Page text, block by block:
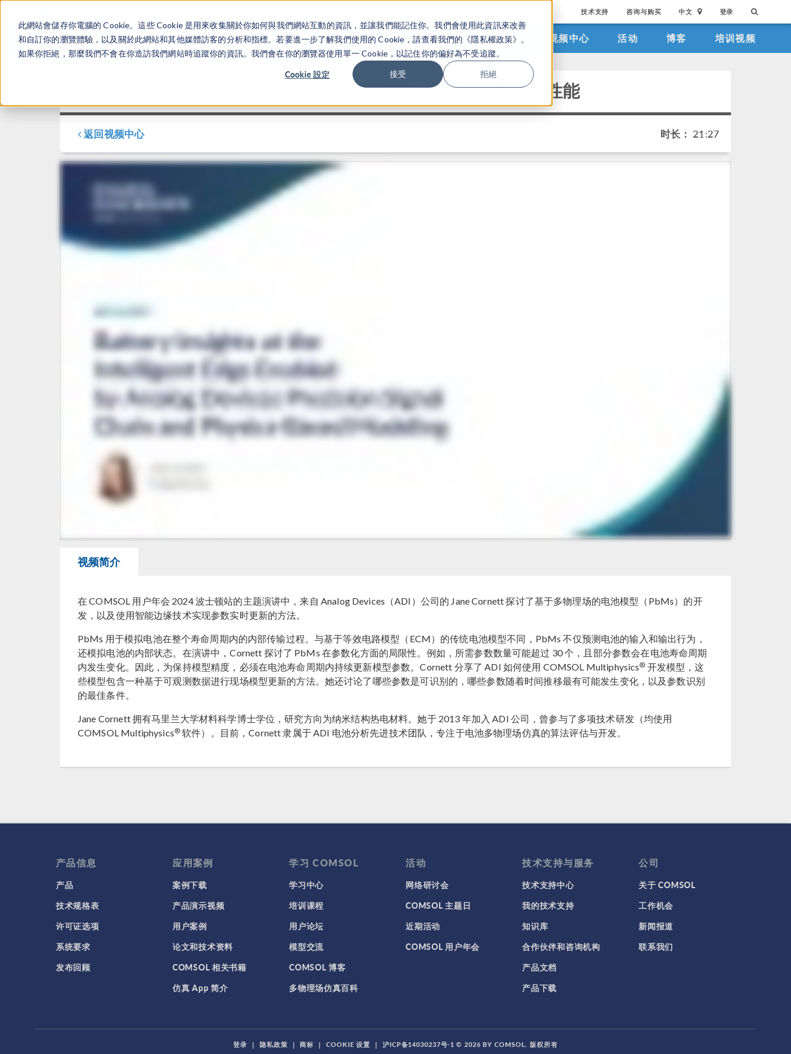
此網站會儲存你電腦的 Cookie。這些 Cookie 是用來收集關於你如何與我們網站互動的資訊，並讓我們能記住你。我們會使用此資訊來改善
和自訂你的瀏覽體驗，以及關於此網站和其他媒體訪客的分析和指標。若要進一步了解我們使用的 Cookie，請查看我們的《隱私權政策》。
如果你拒絕，那麼我們不會在你造訪我們網站時追蹤你的資訊。我們會在你的瀏覽器使用單一 Cookie，以記住你的偏好為不受追蹤。
Cookie 設定 接受 拒絕
技术支持 咨询与购买 中文 登录
产品 行业应用 视频中心 活动 博客 培训视频
主题演讲：多物理场仿真助力 ADI 使用智能边缘技术洞察电池性能
返回视频中心 时长： 21:27
视频简介
在 COMSOL 用户年会 2024 波士顿站的主题演讲中，来自 Analog Devices（ADI）公司的 Jane Cornett 探讨了基于多物理场的电池模型（PbMs）的开
发，以及使用智能边缘技术实现参数实时更新的方法。
PbMs 用于模拟电池在整个寿命周期内的内部传输过程。与基于等效电路模型（ECM）的传统电池模型不同，PbMs 不仅预测电池的输入和输出行为，
还模拟电池的内部状态。在演讲中，Cornett 探讨了 PbMs 在参数化方面的局限性。例如，所需参数数量可能超过 30 个，且部分参数会在电池寿命周期
内发生变化。因此，为保持模型精度，必须在电池寿命周期内持续更新模型参数。Cornett 分享了 ADI 如何使用 COMSOL Multiphysics® 开发模型，这
些模型包含一种基于可观测数据进行现场模型更新的方法。她还讨论了哪些参数是可识别的，哪些参数随着时间推移最有可能发生变化，以及参数识别
的最佳条件。
Jane Cornett 拥有马里兰大学材料科学博士学位，研究方向为纳米结构热电材料。她于 2013 年加入 ADI 公司，曾参与了多项技术研发（均使用
COMSOL Multiphysics® 软件）。目前，Cornett 隶属于 ADI 电池分析先进技术团队，专注于电池多物理场仿真的算法评估与开发。
产品信息
产品
技术规格表
许可证选项
系统要求
发布回顾
应用案例
案例下载
产品演示视频
用户案例
论文和技术资料
COMSOL 相关书籍
仿真 App 简介
学习 COMSOL
学习中心
培训课程
用户论坛
模型交流
COMSOL 博客
多物理场仿真百科
活动
网络研讨会
COMSOL 主题日
近期活动
COMSOL 用户年会
技术支持与服务
技术支持中心
我的技术支持
知识库
合作伙伴和咨询机构
产品文档
产品下载
公司
关于 COMSOL
工作机会
新闻报道
联系我们
登录 | 隐私政策 | 商标 | COOKIE 设置 | 沪ICP备14030237号-1 © 2026 BY COMSOL. 版权所有